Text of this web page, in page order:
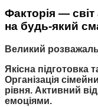
Факторія — світ
на будь-який
Великий
Якісна підготовка
Організація
рівня. Активний
емоціями.